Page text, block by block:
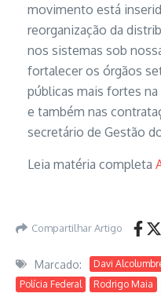
movimento está
reorganização da
nos sistemas sob
fortalecer os órgãos
públicas mais fortes
e também nas
secretário de Gestão
Leia matéria completa
Compartilhar Artigo
Marcado: Davi
Polícia Federal
Rodrigo Maia